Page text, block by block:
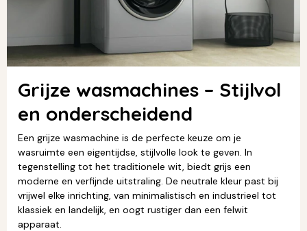
Grijze wasmachines – Stijlvol
en onderscheidend
Een grijze wasmachine is de perfecte keuze om je
wasruimte een eigentijdse, stijlvolle look te geven. In
tegenstelling tot het traditionele wit, biedt grijs een
moderne en verfijnde uitstraling. De neutrale kleur past bij
vrijwel elke inrichting, van minimalistisch en industrieel tot
klassiek en landelijk, en oogt rustiger dan een felwit
apparaat.